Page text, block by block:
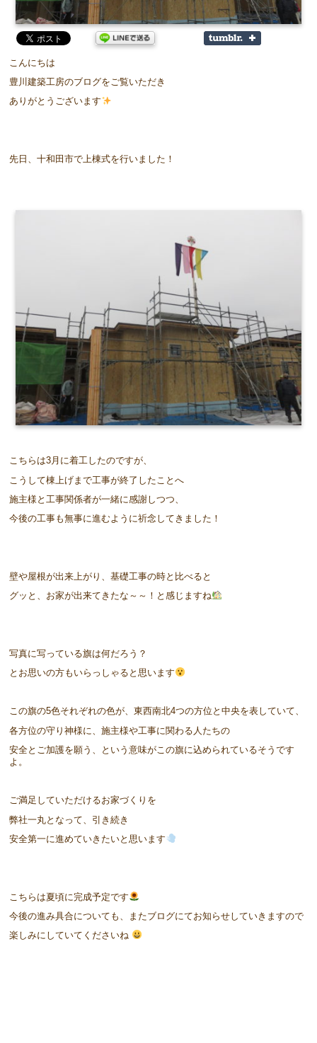
こんにちは
豊川建築工房のブログをご覧いただき
ありがとうございます
先日、十和田市で上棟式を行いました！
こちらは3月に着工したのですが、
こうして棟上げまで工事が終了したことへ
施主様と工事関係者が一緒に感謝しつつ、
今後の工事も無事に進むように祈念してきました！
壁や屋根が出来上がり、基礎工事の時と比べると
グッと、お家が出来てきたな～～！と感じますね
写真に写っている旗は何だろう？
とお思いの方もいらっしゃると思います
この旗の5色それぞれの色が、東西南北4つの方位と中央を表していて、
各方位の守り神様に、施主様や工事に関わる人たちの
安全とご加護を願う、という意味がこの旗に込められているそうです
よ。
ご満足していただけるお家づくりを
弊社一丸となって、引き続き
安全第一に進めていきたいと思います
こちらは夏頃に完成予定です
今後の進み具合についても、またブログにてお知らせしていきますので
楽しみにしていてくださいね